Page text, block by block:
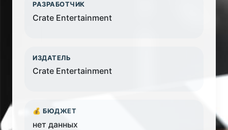
РАЗРАБОТЧИК
Crate Entertainment
ИЗДАТЕЛЬ
Crate Entertainment
💰 БЮДЖЕТ
нет данных